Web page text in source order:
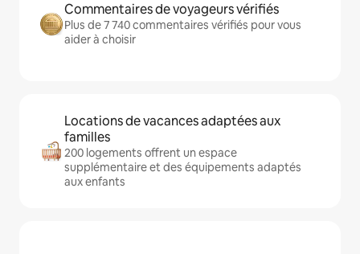
Commentaires de voyageurs vérifiés
Plus de 7 740 commentaires vérifiés pour vous
aider à choisir
Locations de vacances adaptées aux
familles
200 logements offrent un espace
supplémentaire et des équipements adaptés
aux enfants